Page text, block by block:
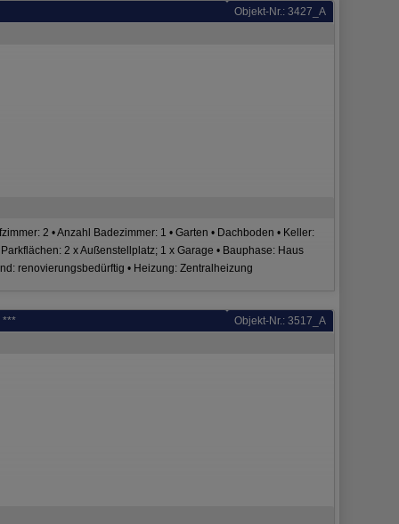
Objekt-Nr.: 3427_A
2 • Anzahl Badezimmer: 1 • Garten • Dachboden • Keller:
2 x Außenstellplatz; 1 x Garage • Bauphase: Haus
renovierungsbedürftig • Heizung: Zentralheizung
*** Objekt-Nr.: 3517_A